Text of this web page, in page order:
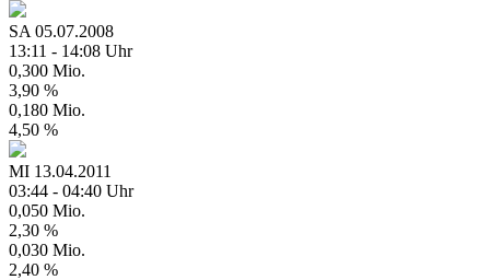
SA 05.07.2008
13:11 - 14:08 Uhr
0,300 Mio.
3,90 %
0,180 Mio.
4,50 %
MI 13.04.2011
03:44 - 04:40 Uhr
0,050 Mio.
2,30 %
0,030 Mio.
2,40 %